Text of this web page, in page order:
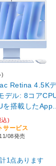
)
Retina 4.5K
デル: 8コア
を搭載したApple
256GB SS
- ブルー ブルー MWUF3J/A
込)
サービス
08発売
1点あります